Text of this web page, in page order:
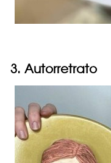
3. Autorretrato